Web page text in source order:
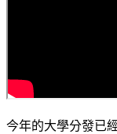
今年的大學分發已